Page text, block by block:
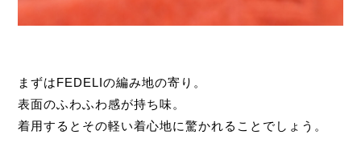
まずはFEDELIの編み地の寄り。
表面のふわふわ感が持ち味。
着用するとその軽い着心地に驚かれることでしょう。